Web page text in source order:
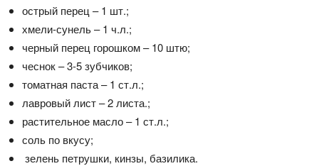
острый перец – 1 шт.;
хмели-сунель – 1 ч.л.;
черный перец горошком – 10 штю;
чеснок – 3-5 зубчиков;
томатная паста – 1 ст.л.;
лавровый лист – 2 листа.;
растительное масло – 1 ст.л.;
соль по вкусу;
зелень петрушки, кинзы, базилика.